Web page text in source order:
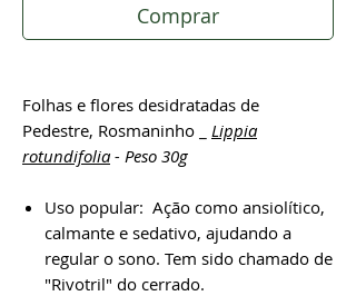
Comprar
Folhas e flores desidratadas de
Pedestre, Rosmaninho _ Lippia
rotundifolia- Peso 30g
Uso popular: Ação como ansiolítico,
calmante e sedativo, ajudando a
regular o sono. Tem sido chamado de
"Rivotril" do cerrado.